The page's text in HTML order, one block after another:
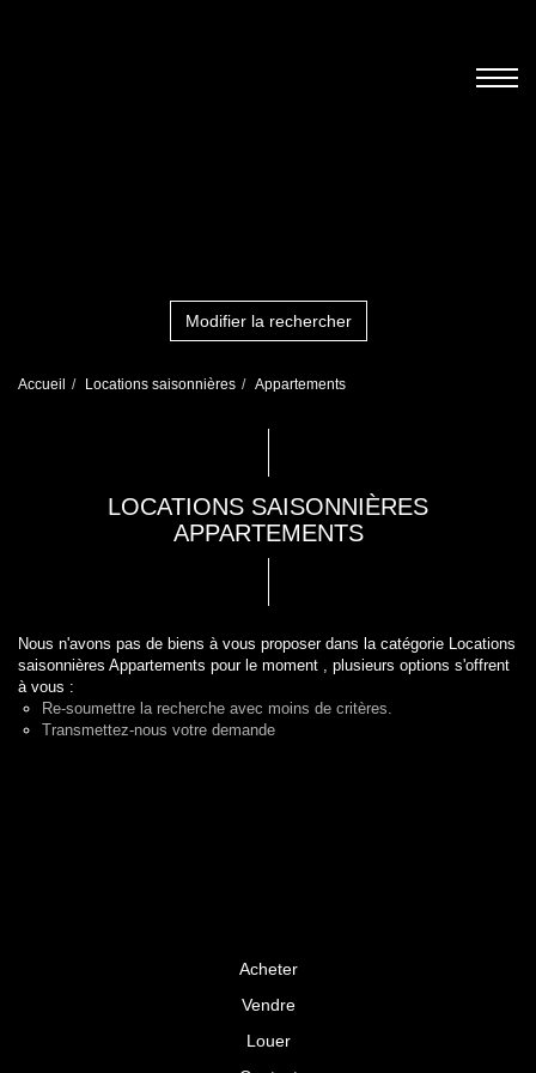
Modifier la rechercher
Accueil Locations saisonnières Appartements
LOCATIONS SAISONNIÈRES
APPARTEMENTS
Nous n'avons pas de biens à vous proposer dans la catégorie Locations
saisonnières Appartements pour le moment , plusieurs options s'offrent
à vous :
Re-soumettre la recherche avec moins de critères.
Transmettez-nous votre demande
Acheter
Vendre
Louer